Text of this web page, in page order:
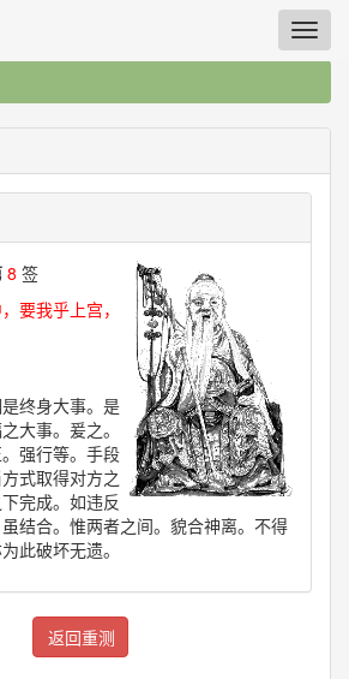
8 签
要我乎上宫，
终身大事。是
大事。爰之。
强行等。手段
式取得对方之
完成。如违反
虽结合。惟两者之间。貌合神离。不得
此破坏无遗。
返回重测